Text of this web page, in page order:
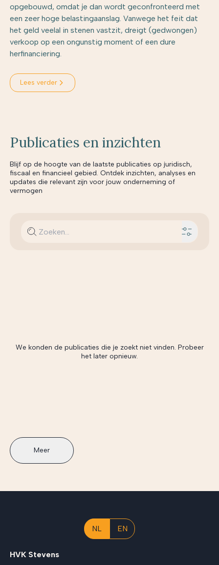
opgebouwd, omdat je dan wordt geconfronteerd met
een zeer hoge belastingaanslag. Vanwege het feit dat
het geld veelal in stenen vastzit, dreigt (gedwongen)
verkoop op een ongunstig moment of een dure
herfinanciering.
Lees verder
Publicaties en inzichten
Blijf op de hoogte van de laatste publicaties op juridisch,
fiscaal en financieel gebied. Ontdek inzichten, analyses en
updates die relevant zijn voor jouw onderneming of
vermogen
We konden de publicaties die je zoekt niet vinden. Probeer
het later opnieuw.
Meer
NL EN
HVK Stevens